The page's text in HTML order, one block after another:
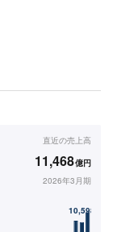
直近の売上高
11,468億円
2026年3月期